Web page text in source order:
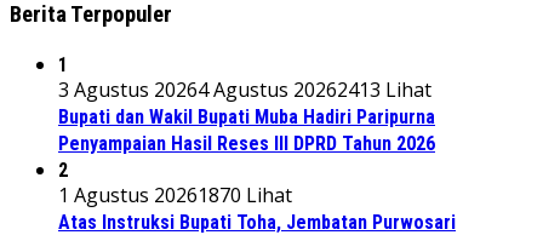
Berita Terpopuler
1
3 Agustus 20264 Agustus 20262413 Lihat
Bupati dan Wakil Bupati Muba Hadiri Paripurna
Penyampaian Hasil Reses III DPRD Tahun 2026
2
1 Agustus 20261870 Lihat
Atas Instruksi Bupati Toha, Jembatan Purwosari